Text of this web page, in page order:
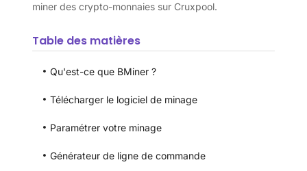
miner des crypto-monnaies sur Cruxpool.
Table des matières
Qu'est-ce que BMiner ?
Télécharger le logiciel de minage
Paramétrer votre minage
Générateur de ligne de commande